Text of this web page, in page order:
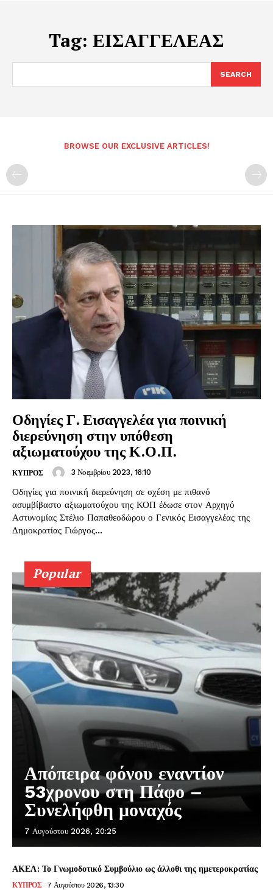
Tag: ΕΙΣΑΓΓΕΛΕΑΣ
SEARCH
BROWSE OUR EXCLUSIVE ARTICLES!
Οδηγίες Γ. Εισαγγελέα για ποινική
διερεύνηση στην υπόθεση
αξιωματούχου της Κ.Ο.Π.
ΚΥΠΡΟΣ 3 Νοεμβρίου 2023, 16:10
Οδηγίες για ποινική διερεύνηση σε σχέση με πιθανό
ασυμβίβαστο αξιωματούχου της ΚΟΠ έδωσε στον Αρχηγό
Αστυνομίας Στέλιο Παπαθεοδώρου ο Γενικός Εισαγγελέας της
Δημοκρατίας Γιώργος...
Popular
Απόπειρα φόνου εναντίον
53χρονου στη Πάφο –
Συνελήφθη μοναχός
7 Αυγούστου 2026, 20:25
ΑΚΕΛ: Το Γνωμοδοτικό Συμβούλιο ως άλλοθι της ημετεροκρατίας
ΚΥΠΡΟΣ 7 Αυγούστου 2026, 13:30